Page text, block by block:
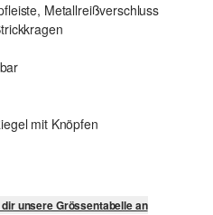
Metallreißverschluss
mit Knöpfen
dir unsere Grössentabelle an